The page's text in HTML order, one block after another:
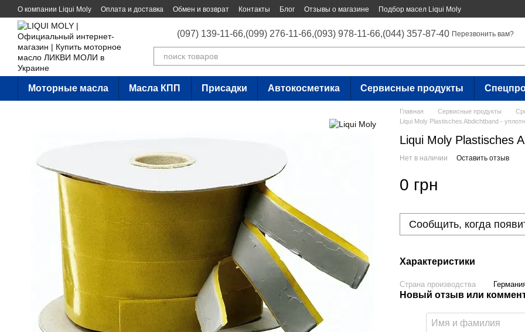
Перейти к основному контенту
О компании Liqui Moly Оплата и доставка Обмен и возврат Контакты Блог Отзывы о магазине Подбор масел Liqui Moly
(097) 139-11-66,(099) 276-11-66,(093) 978-11-66,(044) 357-87-40 Перезвонить вам?
Моторные масла Масла КПП Присадки Автокосметика Сервисные продукты
Главная Сервисные продукты
Liqui Moly Plastisches Abdichtband -
Liqui Moly Plastisches
Нет в наличии Оставить отзыв
0 грн
Сообщить, когда
Характеристики
Страна производства
Новый отзыв или